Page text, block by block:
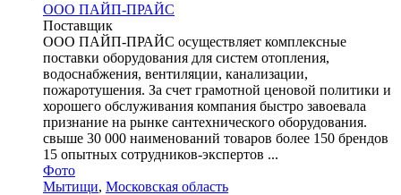
ООО ПАЙП-ПРАЙС
Поставщик
ООО ПАЙП-ПРАЙС осуществляет комплексные
поставки оборудования для систем отопления,
водоснабжения, вентиляции, канализации,
пожаротушения. За счет грамотной ценовой политики и
хорошего обслуживания компания быстро завоевала
признание на рынке сантехнического оборудования.
свыше 30 000 наименований товаров более 150 брендов
15 опытных сотрудников-экспертов ...
Фото
Мытищи, Московская область